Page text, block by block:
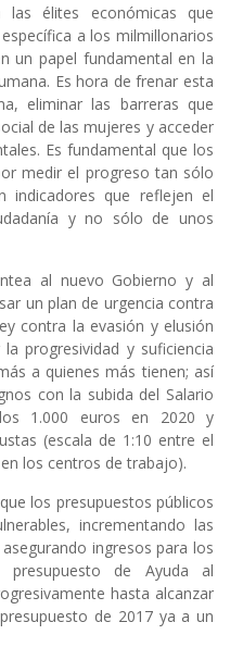
élites económicas que
a los milmillonarios
un papel fundamental en la
Es hora de frenar esta
eliminar las barreras que
de las mujeres y acceder
Es fundamental que los
medir el progreso tan sólo
que reflejen el
y no sólo de unos
al nuevo Gobierno y al
un plan de urgencia contra
contra la evasión y elusión
progresividad y suficiencia
a quienes más tienen; así
con la subida del Salario
1.000 euros en 2020 y
(escala de 1:10 entre el
los centros de trabajo).
los presupuestos públicos
incrementando las
ingresos para los
presupuesto de Ayuda al
hasta alcanzar
de 2017 ya a un